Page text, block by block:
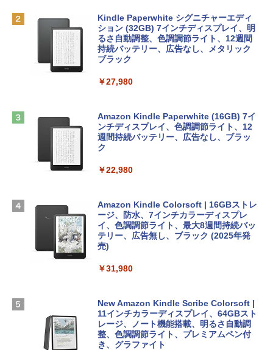
tomtoc 360°保護 15.6 16インチ パソコ
ンケース Dell NEC Lavie ASUS HP dyna
book Lenovo対応
13インチノートブック：AIとApple Intell
igence、13.6インチLiquid Retinaディ
スプレイ、16GBユニファイドメモリ、1
TB SSDストレージ、12MPセンターフレ
D - ミッドナイト
【Amazon.co.jp限定】 HP ノートパソコ
ン 15-fd 15.6インチ 16GBメモリ 512GB
SSD インテル Core 5
￥129,800
FMV ノートパソコン WE1-K3 (MS 365 P
ersonal/Copilotキー搭載/Win 11/15.6型/
Core i5/16GB/SSD 512GB/ホワイト) FM
VWK3E15W_AZ
定バーチャルアイテムを含む】 【オンラ
インゲームコード】 ロブロックス |オン
ラインコード版
￥1,600
インゲームコード】 ロブロックス | オン
ラインコード版
￥3,200
ows11、10/mac対応|PC2台
￥39,582
ト): Java & Bedrock Edition | オンライ
￥3,600
￥1,292
非エンジニア 初心者 素人 でも安心 使い
めのAIコーディング入門シリーズ
￥99
AIイラスト表現辞典: 思い通りの絵を引き
￥480
FM TOWNS ハイパー・カタログ: 本体ハ
ェクトリストと最新エミュレータ紹介
Kindle Paperwhite シグニチャーエディ
ション (32GB) 7インチディスプレイ、明
るさ自動調整、色調調節ライト、12週間
持続バッテリー、広告なし、メタリック
ブラック
￥27,980
Amazon Kindle Paperwhite (16GB) 7イ
ンチディスプレイ、色調調節ライト、12
週間持続バッテリー、広告なし、ブラッ
ク
￥22,980
Amazon Kindle Colorsoft | 16GBストレ
ージ、防水、7インチカラーディスプレ
イ、色調調節ライト、最大8週間持続バッ
テリー、広告無し、ブラック (2025年発
売)
￥31,980
New Amazon Kindle Scribe Colorsoft |
11インチカラーディスプレイ、64GBスト
レージ、ノート機能搭載、明るさ自動調
整、色調調節ライト、プレミアムペン付
き、グラファイト